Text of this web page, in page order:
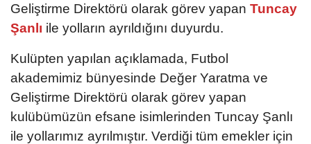
Geliştirme Direktörü olarak görev yapan Tuncay
Şanlı ile yolların ayrıldığını duyurdu.
Kulüpten yapılan açıklamada, Futbol
akademimiz bünyesinde Değer Yaratma ve
Geliştirme Direktörü olarak görev yapan
kulübümüzün efsane isimlerinden Tuncay Şanlı
ile yollarımız ayrılmıştır. Verdiği tüm emekler için